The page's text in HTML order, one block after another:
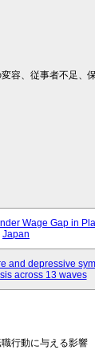
容、従事者不足、
Wage Gap in
Japan
and depressive
across 13 waves
行動に与える影響